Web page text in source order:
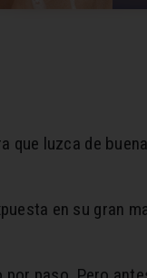
que luzca de
en su gran